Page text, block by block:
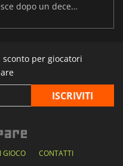
Forsaken Realms: Vahrin's Call esce dopo un decennio di sviluppo
per giocatori
GIOCO CONTATTI